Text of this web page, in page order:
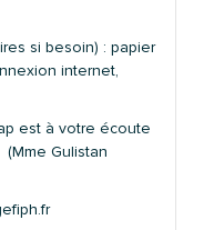
si besoin) : papier
internet,
est à votre écoute
Gulistan